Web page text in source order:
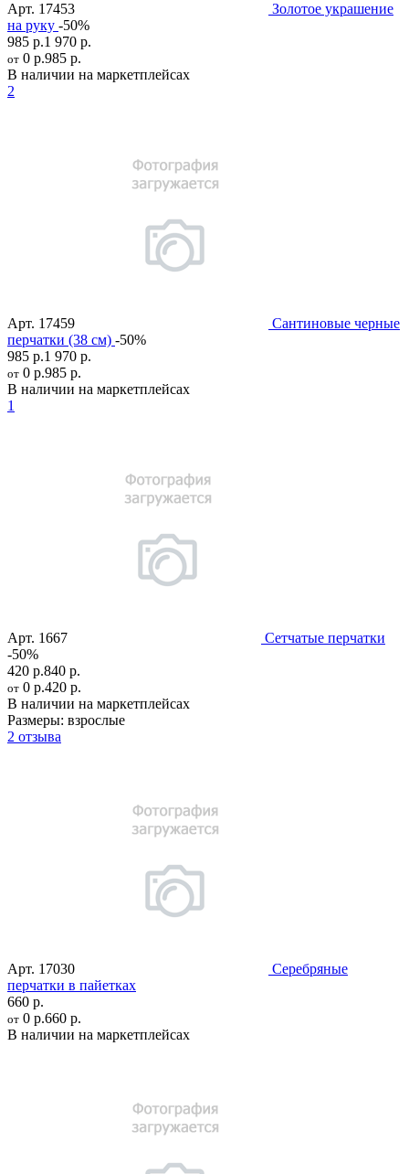
Арт. 17453
Золотое украшение
на руку -50%
985 р.1 970 р.
от 0 р.985 р.
В наличии на маркетплейсах
2
Арт. 17459
Сантиновые черные
перчатки (38 см) -50%
985 р.1 970 р.
от 0 р.985 р.
В наличии на маркетплейсах
1
Арт. 1667
Сетчатые перчатки
-50%
420 р.840 р.
от 0 р.420 р.
В наличии на маркетплейсах
Размеры: взрослые
2 отзыва
Арт. 17030
Серебряные
перчатки в пайетках
660 р.
от 0 р.660 р.
В наличии на маркетплейсах